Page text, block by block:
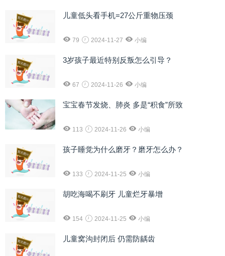
儿童低头看手机=27公斤重物压颈
79 2024-11-27 小编
3岁孩子最近特别反叛怎么引导？
67 2024-11-26 小编
宝宝春节发烧、肺炎 多是“积食”所致
113 2024-11-26 小编
孩子睡觉为什么磨牙？磨牙怎么办？
133 2024-11-25 小编
胡吃海喝不刷牙 儿童烂牙暴增
154 2024-11-25 小编
儿童窝沟封闭后 仍需防龋齿